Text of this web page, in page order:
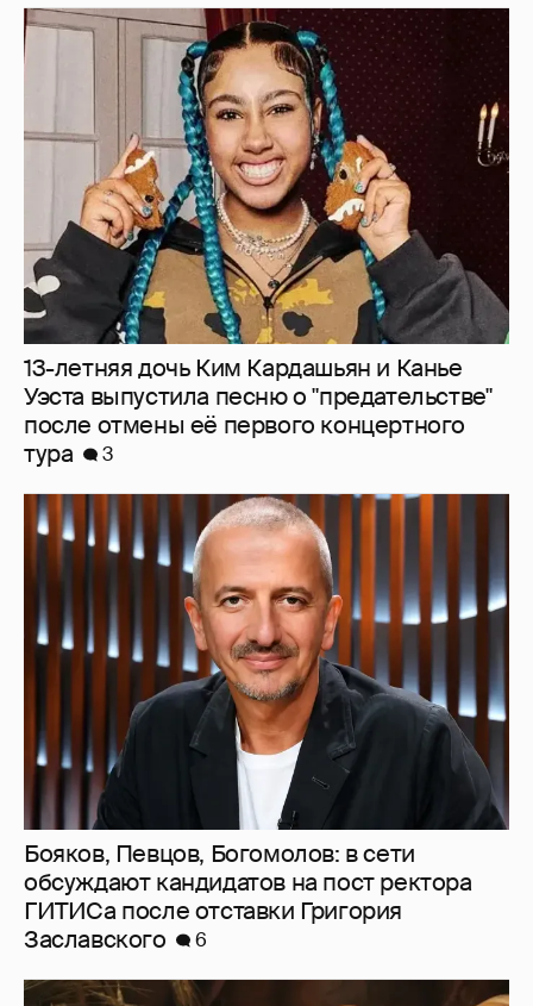
13-летняя дочь Ким Кардашьян и Канье
Уэста выпустила песню о "предательстве"
после отмены её первого концертного
Бояков, Певцов, Богомолов: в сети
обсуждают кандидатов на пост ректора
ГИТИСа после отставки Григория
Заславского
6